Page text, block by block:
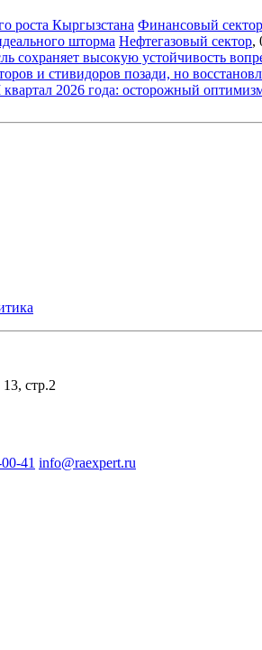
роста Кыргызстана Финансовый сектор
шторма Нефтегазовый сектор,
сохраняет высокую устойчивость
и стивидоров позади, но
квартал 2026 года: осторожный
стр.2
41 info@raexpert.ru